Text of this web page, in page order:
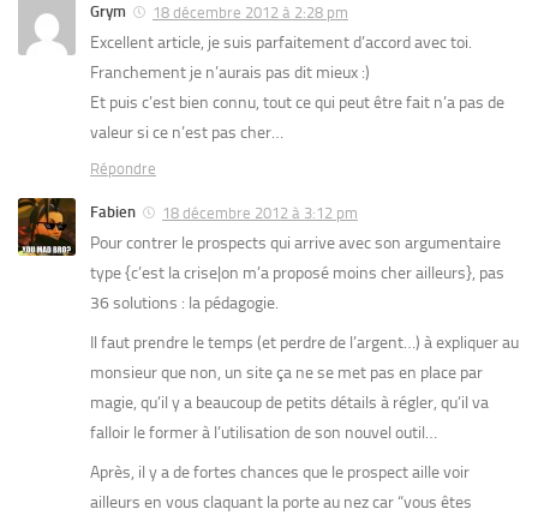
Grym 18 décembre 2012 à 2:28 pm
Excellent article, je suis parfaitement d’accord avec toi.
Franchement je n’aurais pas dit mieux :)
Et puis c’est bien connu, tout ce qui peut être fait n’a pas de
valeur si ce n’est pas cher…
Répondre
Fabien 18 décembre 2012 à 3:12 pm
Pour contrer le prospects qui arrive avec son argumentaire
type {c’est la crise|on m’a proposé moins cher ailleurs}, pas
36 solutions : la pédagogie.
Il faut prendre le temps (et perdre de l’argent…) à expliquer au
monsieur que non, un site ça ne se met pas en place par
magie, qu’il y a beaucoup de petits détails à régler, qu’il va
falloir le former à l’utilisation de son nouvel outil…
Après, il y a de fortes chances que le prospect aille voir
ailleurs en vous claquant la porte au nez car “vous êtes